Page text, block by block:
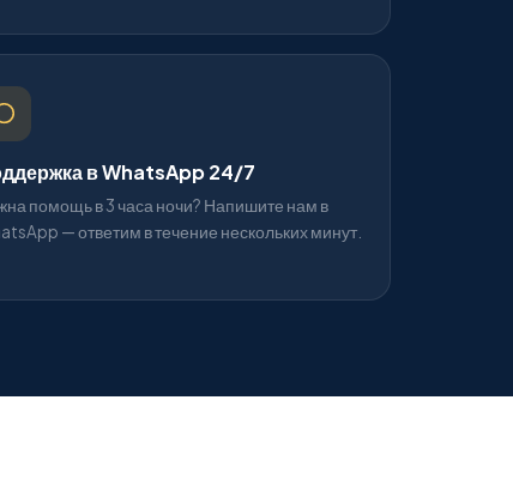
в WhatsApp 24/7
помощь в 3 часа ночи? Напишите нам в
— ответим в течение нескольких минут.